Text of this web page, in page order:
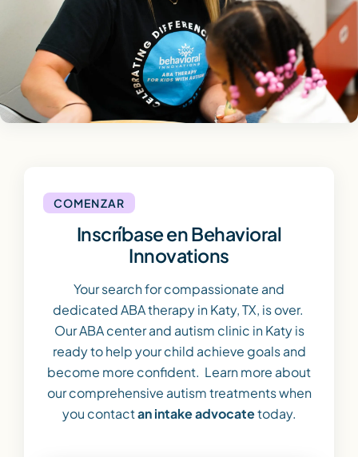
COMENZAR
Inscríbase en Behavioral
Innovations
Your search for compassionate and
dedicated ABA therapy in Katy, TX, is over.
Our ABA center and autism clinic in Katy is
ready to help your child achieve goals and
become more confident. Learn more about
our comprehensive autism treatments when
you contactan intake advocatetoday.